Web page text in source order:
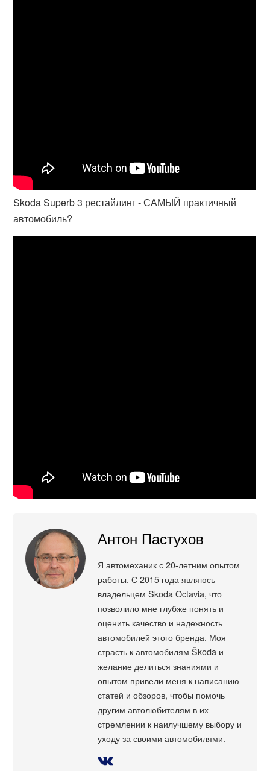
Skoda Superb 3 рестайлинг - САМЫЙ практичный
автомобиль?
Антон Пастухов
Я автомеханик с 20-летним опытом
работы. С 2015 года являюсь
владельцем Škoda Octavia, что
позволило мне глубже понять и
оценить качество и надежность
автомобилей этого бренда. Моя
страсть к автомобилям Škoda и
желание делиться знаниями и
опытом привели меня к написанию
статей и обзоров, чтобы помочь
другим автолюбителям в их
стремлении к наилучшему выбору и
уходу за своими автомобилями.